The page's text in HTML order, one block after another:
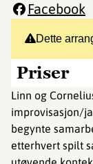
Dette
Priser
Linn og
improvisasjon/
begynte
etterhvert spilt
Facebook